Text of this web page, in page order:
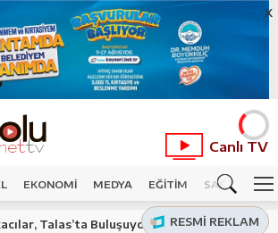
X
Canlı TV
EKONOMİ MEDYA EĞİTİM SAĞLIK
RESMI REKLAM
Talas’ta Buluşuyor